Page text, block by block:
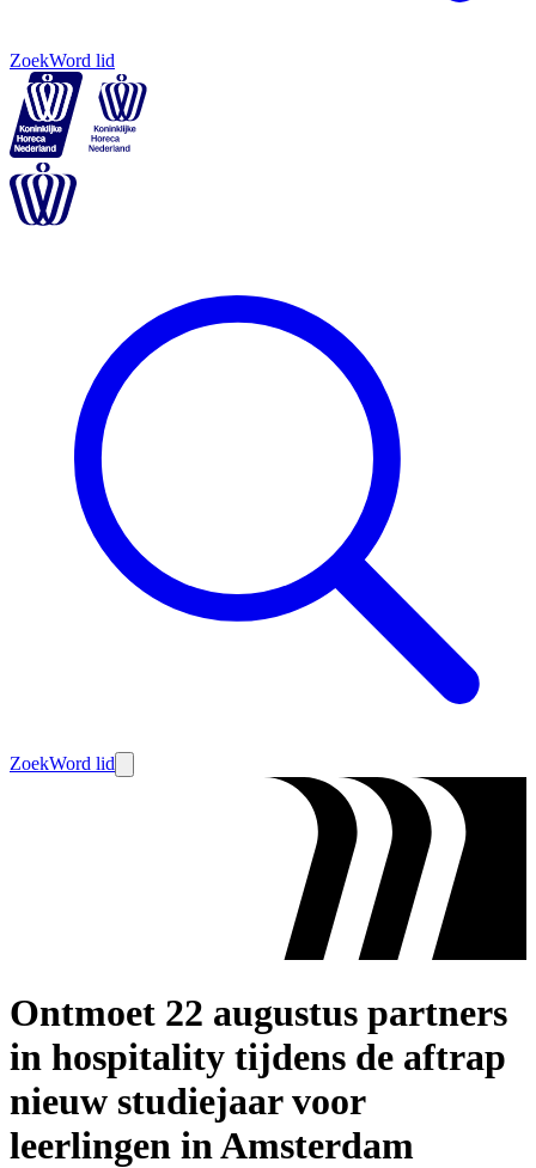
ZoekWord lid
ZoekWord lid
Ontmoet 22 augustus partners
in hospitality tijdens de aftrap
nieuw studiejaar voor
leerlingen in Amsterdam